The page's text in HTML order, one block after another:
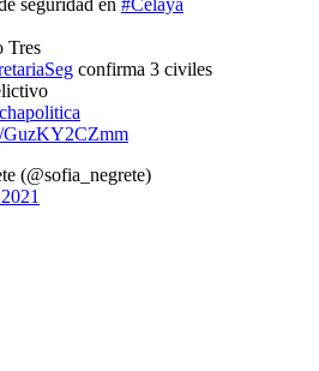
seguridad en #Celaya
Tres
confirma 3 civiles
GuzKY2CZmm
(@sofia_negrete)